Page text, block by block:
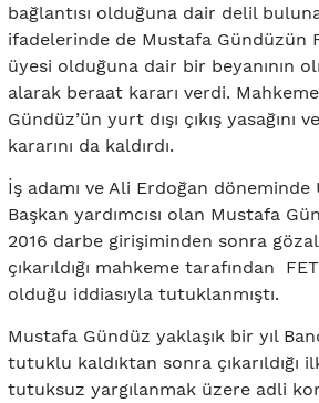
bağlantısı olduğuna dair delil
ifadelerinde de Mustafa Gündüzün
üyesi olduğuna dair bir beyanının
alarak beraat kararı verdi.
Gündüz’ün yurt dışı çıkış yasağını
kararını da kaldırdı.
İş adamı ve Ali Erdoğan döneminde
Başkan yardımcısı olan Mustafa
2016 darbe girişiminden sonra
çıkarıldığı mahkeme tarafından
olduğu iddiasıyla tutuklanmıştı.
Mustafa Gündüz yaklaşık bir yıl
tutuklu kaldıktan sonra çıkarıldığı
tutuksuz yargılanmak üzere adli